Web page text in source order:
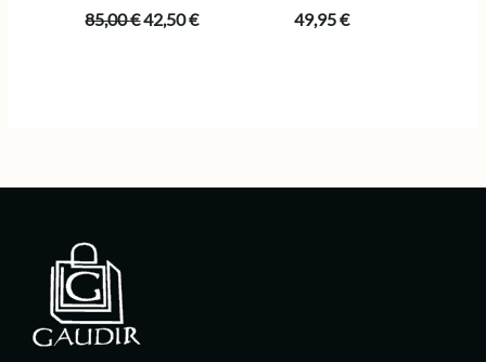
85,00€El
42,50€El
49,95€